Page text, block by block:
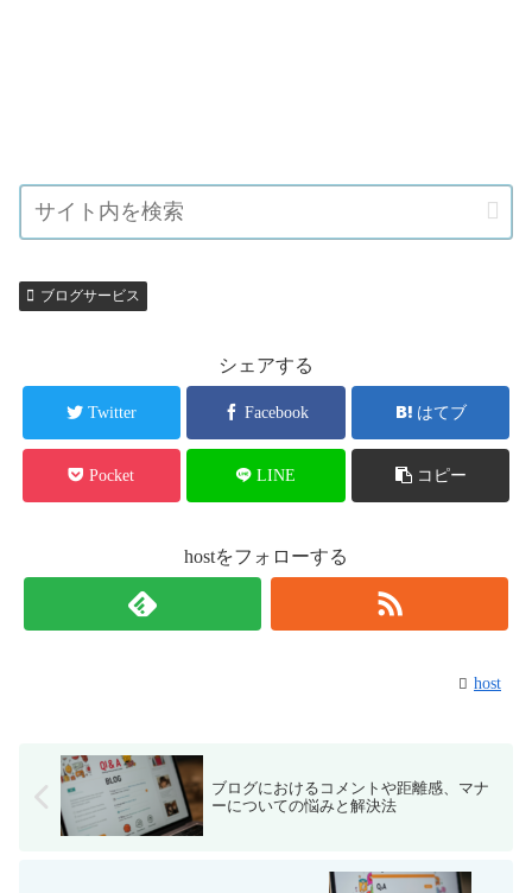
ブログサービス
シェアする
Twitter Facebook はてブ
Pocket LINE コピー
hostをフォローする
host
ブログにおけるコメントや距離感、マナ
ーについての悩みと解決法